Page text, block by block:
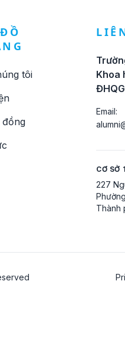
tôi
đồng
Khoa
Email:
CƠ SỞ 1
227
Thành